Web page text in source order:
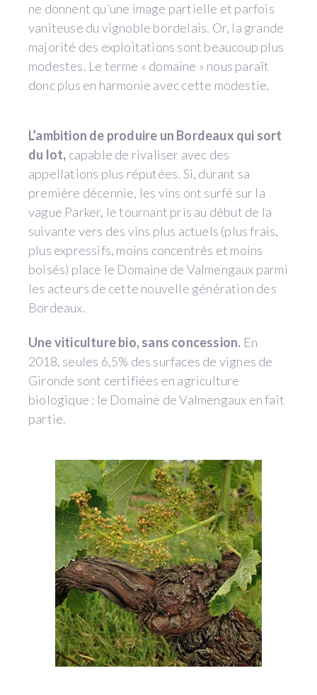
ne donnent qu’une image partielle et parfois
vaniteuse du vignoble bordelais. Or, la grande
majorité des exploitations sont beaucoup plus
modestes. Le terme « domaine » nous paraît
donc plus en harmonie avec cette modestie.
L’ambition de produire un Bordeaux qui sort
du lot, capable de rivaliser avec des
appellations plus réputées. Si, durant sa
première décennie, les vins ont surfé sur la
vague Parker, le tournant pris au début de la
suivante vers des vins plus actuels (plus frais,
plus expressifs, moins concentrés et moins
boisés) place le Domaine de Valmengaux parmi
les acteurs de cette nouvelle génération des
Bordeaux.
Une viticulture bio, sans concession. En
2018, seules 6,5% des surfaces de vignes de
Gironde sont certifiées en agriculture
biologique : le Domaine de Valmengaux en fait
partie.